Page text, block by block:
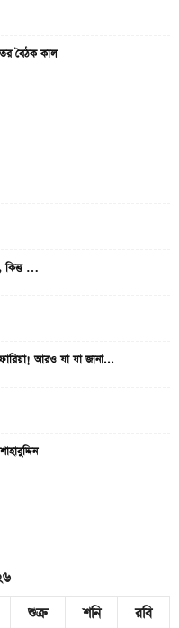
বৈঠক কাল
কিন্তু …
আরও যা যা জানা...
শুক্র শনি রবি